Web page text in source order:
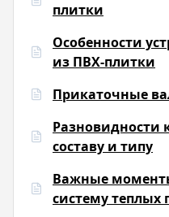
плитки
Особенности
из ПВХ-плитки
Прикаточные
Разновидности
составу и типу
Важные
систему теплых